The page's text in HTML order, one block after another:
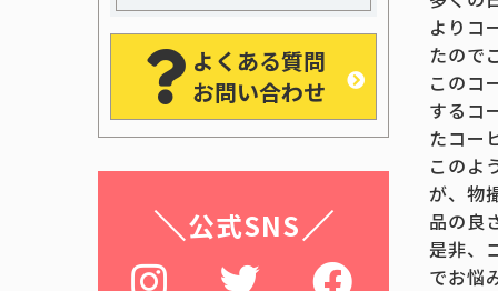
よりコ
たので
このコ
するコ
たコー
このよ
が、物
品の良
是非、
でお悩
よくある質問
お問い合わせ
公式SNS